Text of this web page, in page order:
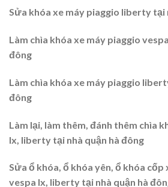
Sửa khóa xe máy piaggio liberty tại
Làm chìa khóa xe máy piaggio
đông
Làm chìa khóa xe máy piaggio
đông
Làm lại, làm thêm, đánh thêm chìa
lx, liberty tại nhà quận hà đông
Sửa ổ khóa, ổ khóa yên, ổ khóa cốp
vespa lx, liberty tại nhà quận hà